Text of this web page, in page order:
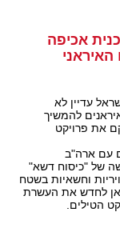
אכיפה
עדיין לא
להמשיך
את פרויקט
עם ארה"ב
של "כיסוח דשא"
וחשאיות בשטח
לחדש את העשרת
הטילים.